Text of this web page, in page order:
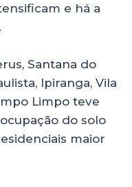
e há a
Santana do
Ipiranga, Vila
Limpo teve
do solo
maior